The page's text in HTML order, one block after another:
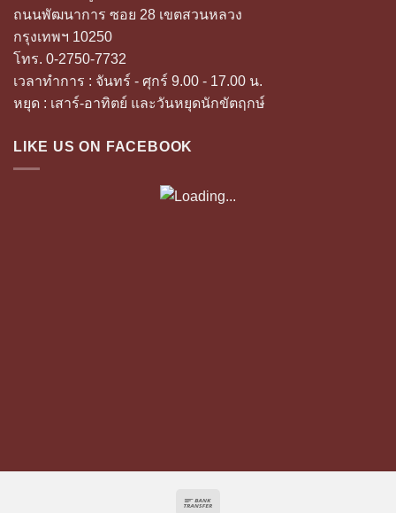
ถนนพัฒนาการ ซอย 28 เขตสวนหลวง
กรุงเทพฯ 10250
โทร. 0-2750-7732
เวลาทำการ : จันทร์ - ศุกร์ 9.00 - 17.00 น.
หยุด : เสาร์-อาทิตย์ และวันหยุดนักขัตฤกษ์
LIKE US ON FACEBOOK